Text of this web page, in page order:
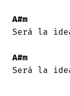
A#m
Será la
A#m
Será la